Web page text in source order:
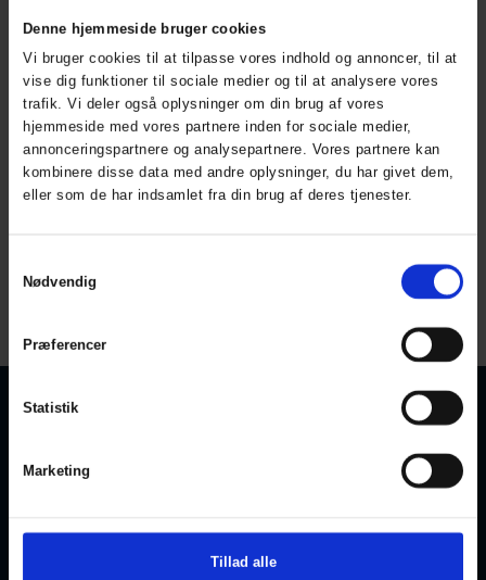
Denne hjemmeside bruger cookies
Vi bruger cookies til at tilpasse vores indhold og annoncer, til at
vise dig funktioner til sociale medier og til at analysere vores
trafik. Vi deler også oplysninger om din brug af vores
hjemmeside med vores partnere inden for sociale medier,
annonceringspartnere og analysepartnere. Vores partnere kan
kombinere disse data med andre oplysninger, du har givet dem,
eller som de har indsamlet fra din brug af deres tjenester.
Nødvendig
Præferencer
Statistik
Marketing
Tillad alle
Termo Base Layer
Underbukser
ART. 102900
Termounderbukser
ART. 329
Colors: Sizes: XS-3XL
All prices are incl. VAT
ELKA Rainwear A/S
Størrelsesguide
Bliv forhandler